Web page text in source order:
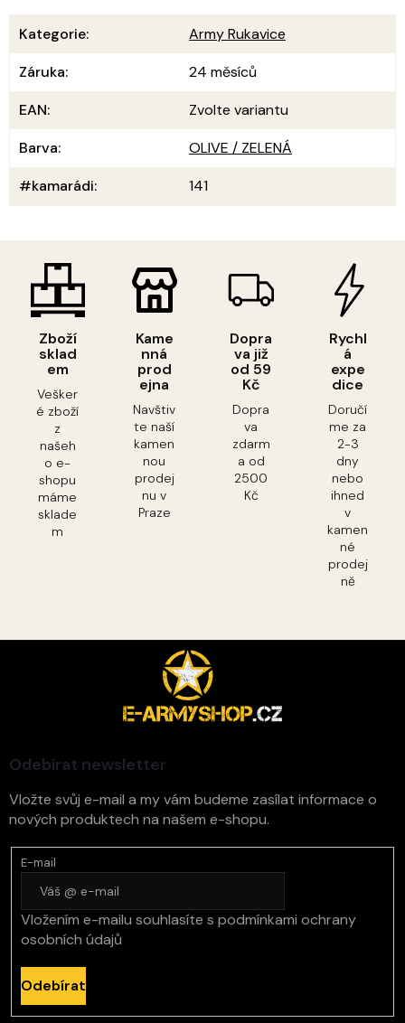
Zboží
sklad
em
Vešker
é zboží
z
našeh
o e-
shopu
máme
sklade
m
Kame
nná
prod
ejna
Navštiv
te naší
kamen
nou
prodej
nu v
Praze
Dopra
va již
od 59
Kč
Dopra
va
zdarm
a od
2500
Kč
Rychl
á
expe
dice
Doručí
me za
2-3
dny
nebo
ihned
v
kamen
né
prodej
ně
Kategorie:
Army Rukavice
Záruka:
24 měsíců
EAN:
Zvolte variantu
Barva:
OLIVE / ZELENÁ
#kamarádi: 141
Odebírat newsletter
Vložte svůj e-mail a my vám budeme zasílat informace o
nových produktech na našem e-shopu.
E-mail
Vložením e-mailu souhlasíte s podmínkami ochrany
osobních údajů
Odebírat